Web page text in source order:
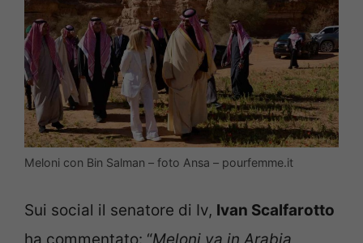
Meloni con Bin Salman – foto Ansa – pourfemme.it
Sui social il senatore di Iv, Ivan Scalfarotto